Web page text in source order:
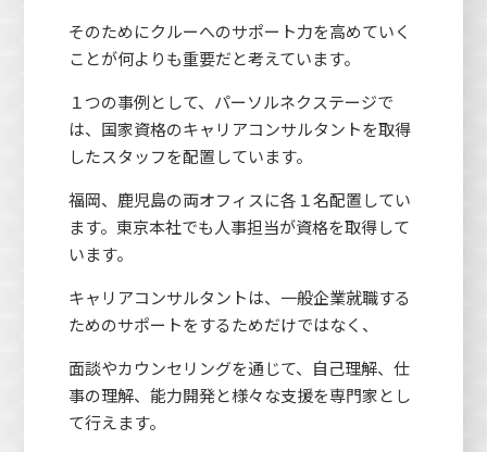
そのためにクルーへのサポート力を高めていく
ことが何よりも重要だと考えています。
１つの事例として、パーソルネクステージで
は、国家資格のキャリアコンサルタントを取得
したスタッフを配置しています。
福岡、鹿児島の両オフィスに各１名配置してい
ます。東京本社でも人事担当が資格を取得して
います。
キャリアコンサルタントは、一般企業就職する
ためのサポートをするためだけではなく、
面談やカウンセリングを通じて、自己理解、仕
事の理解、能力開発と様々な支援を専門家とし
て行えます。